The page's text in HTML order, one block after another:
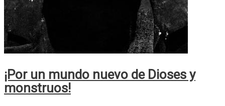
¡Por un mundo nuevo de Dioses y
monstruos!